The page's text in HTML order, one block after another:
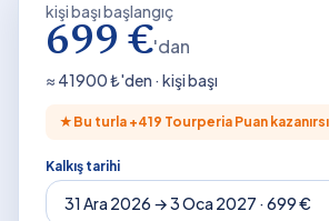
kişi başı başlangıç
699 €'dan
≈ 41900₺'den · kişi başı
★ Bu turla +419 Tourperia Puan
Kalkış tarihi